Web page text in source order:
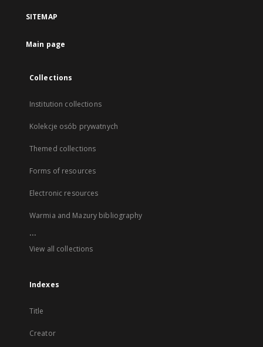
SITEMAP
Main page
Collections
Institution collections
Kolekcje osób prywatnych
Themed collections
Forms of resources
Electronic resources
Warmia and Mazury bibliography
...
View all collections
Indexes
Title
Creator